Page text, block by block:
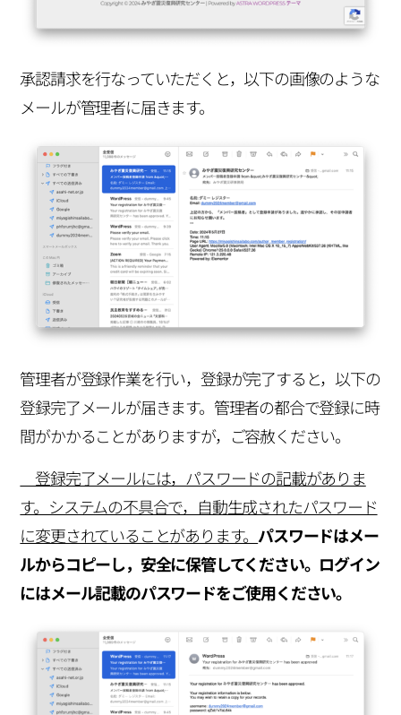
承認請求を行なっていただくと，以下の画像のような
メールが管理者に届きます。
管理者が登録作業を行い，登録が完了すると，以下の
登録完了メールが届きます。管理者の都合で登録に時
間がかかることがありますが，ご容赦ください。
登録完了メールには，パスワードの記載がありま
す。システムの不具合で，自動生成されたパスワード
に変更されていることがあります。 パスワードはメー
ルからコピーし，安全に保管してください。ログイン
にはメール記載のパスワードをご使用ください。